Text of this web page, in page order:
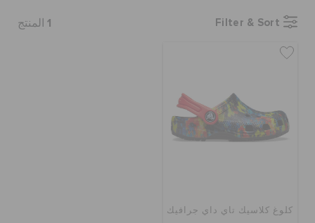
كروكس لمكان العمل
Filter & Sort
1 المنتج
كلوغ كلاسيك تاي داي جرافيك